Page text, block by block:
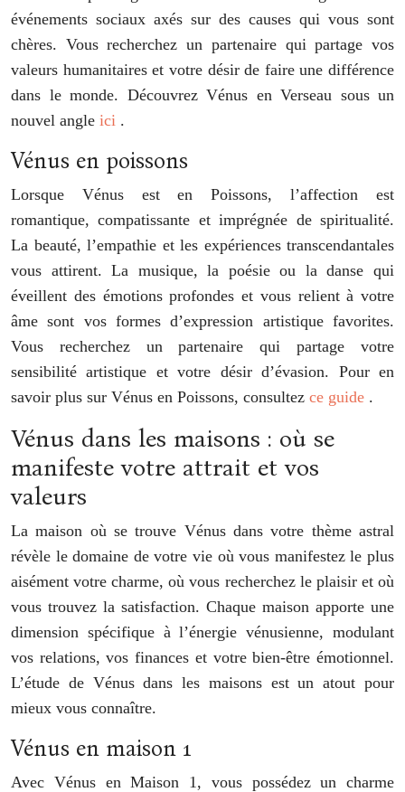
événements sociaux axés sur des causes qui vous sont
chères. Vous recherchez un partenaire qui partage vos
valeurs humanitaires et votre désir de faire une différence
dans le monde. Découvrez Vénus en Verseau sous un
nouvel angle ici .
Vénus en poissons
Lorsque Vénus est en Poissons, l’affection est
romantique, compatissante et imprégnée de spiritualité.
La beauté, l’empathie et les expériences transcendantales
vous attirent. La musique, la poésie ou la danse qui
éveillent des émotions profondes et vous relient à votre
âme sont vos formes d’expression artistique favorites.
Vous recherchez un partenaire qui partage votre
sensibilité artistique et votre désir d’évasion. Pour en
savoir plus sur Vénus en Poissons, consultez ce guide .
Vénus dans les maisons : où se
manifeste votre attrait et vos
valeurs
La maison où se trouve Vénus dans votre thème astral
révèle le domaine de votre vie où vous manifestez le plus
aisément votre charme, où vous recherchez le plaisir et où
vous trouvez la satisfaction. Chaque maison apporte une
dimension spécifique à l’énergie vénusienne, modulant
vos relations, vos finances et votre bien-être émotionnel.
L’étude de Vénus dans les maisons est un atout pour
mieux vous connaître.
Vénus en maison 1
Avec Vénus en Maison 1, vous possédez un charme